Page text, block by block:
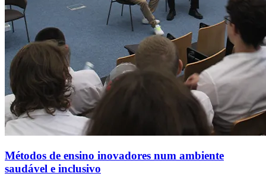
Métodos de ensino inovadores num ambiente
saudável e inclusivo